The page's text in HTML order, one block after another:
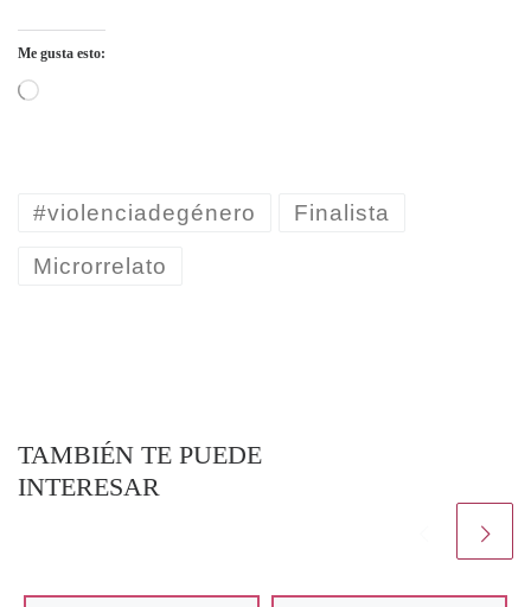
Me gusta esto:
Cargando...
#violenciadegénero Finalista
Microrrelato
TAMBIÉN TE PUEDE
INTERESAR